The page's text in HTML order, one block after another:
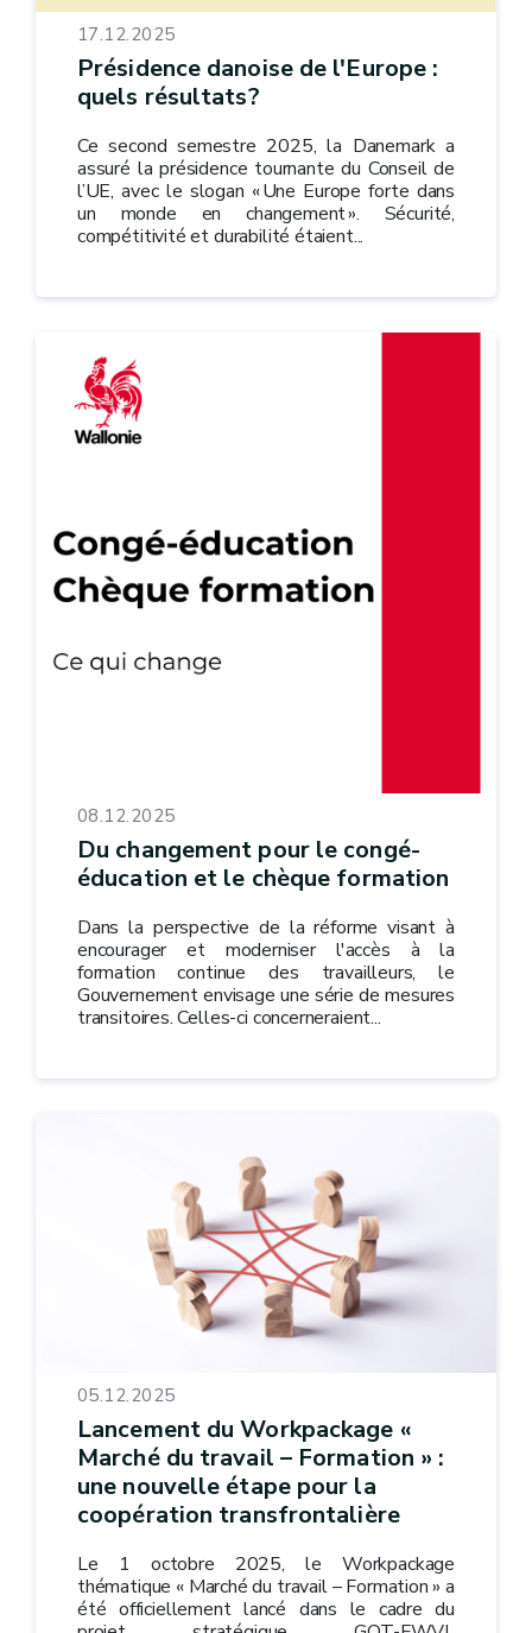
17.12.2025
Présidence danoise de l'Europe :
quels résultats?
Ce second semestre 2025, la Danemark a
assuré la présidence tournante du Conseil de
l’UE, avec le slogan « Une Europe forte dans
un monde en changement ». Sécurité,
compétitivité et durabilité étaient...
08.12.2025
Du changement pour le congé-
éducation et le chèque formation
Dans la perspective de la réforme visant à
encourager et moderniser l'accès à la
formation continue des travailleurs, le
Gouvernement envisage une série de mesures
transitoires. Celles-ci concerneraient...
05.12.2025
Lancement du Workpackage «
Marché du travail – Formation » :
une nouvelle étape pour la
coopération transfrontalière
Le 1 octobre 2025, le Workpackage
thématique « Marché du travail – Formation » a
été officiellement lancé dans le cadre du